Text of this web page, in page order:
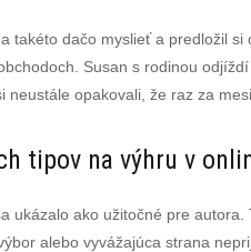
takéto dačo myslieť a predložil
Susan s rodinou
neustále opakovali, že raz za
tipov na výhru v
ukázalo ako užitočné pre
alebo vyvážajúca strana